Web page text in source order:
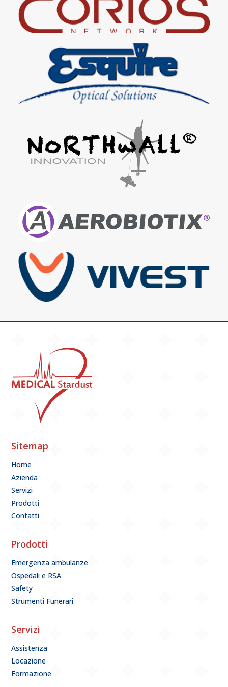
Sitemap
Home
Azienda
Servizi
Prodotti
Contatti
Prodotti
Emergenza ambulanze
Ospedali e RSA
Safety
Strumenti Funerari
Servizi
Assistenza
Locazione
Formazione